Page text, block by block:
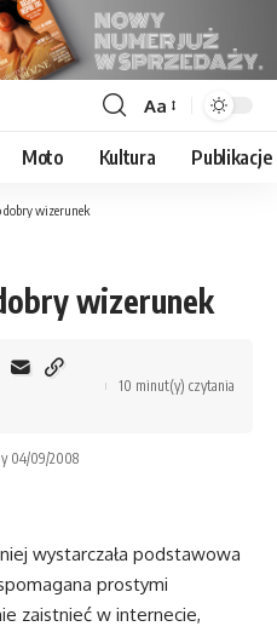
Font
Resizer
Aa
Moto Kultura Publikacje
dobry wizerunek
wizerunek
04/09/2008
10 minut(y) czytania
wystarczała podstawowa
prostymi
zaistnieć w internecie,